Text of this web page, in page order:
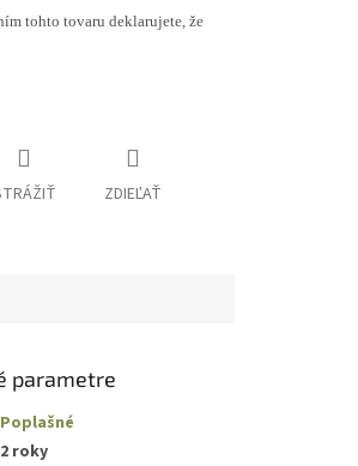
tohto tovaru deklarujete, že
ZDIEĽAŤ
parametre
Poplašné
2 roky